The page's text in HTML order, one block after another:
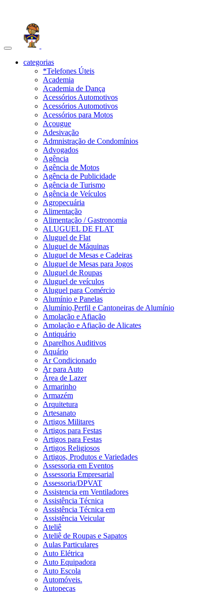
Toggle
navigationcategorias
*Telefones Úteis
Academia
Academia de Dança
Acessórios Automotivos
Acessórios Automotivos
Acessórios para Motos
Açougue
Adesivação
Admnistração de Condomínios
Advogados
Agência
Agência de Motos
Agência de Publicidade
Agência de Turismo
Agência de Veículos
Agropecuária
Alimentação
Alimentação / Gastronomia
ALUGUEL DE FLAT
Aluguel de Flat
Aluguel de Máquinas
Aluguel de Mesas e Cadeiras
Aluguel de Mesas para Jogos
Aluguel de Roupas
Aluguel de veículos
Aluguel para Comércio
Alumínio e Panelas
Alumínio,Perfil e Cantoneiras de Alumínio
Amolação e Afiação
Amolação e Afiação de Alicates
Antiquário
Aparelhos Auditivos
Aquário
Ar Condicionado
Ar para Auto
Área de Lazer
Armarinho
Armazém
Arquitetura
Artesanato
Artigos Militares
Artigos para Festas
Artigos para Festas
Artigos Religiosos
Artigos, Produtos e Variedades
Assessoria em Eventos
Assessoria Empresarial
Assessoria/DPVAT
Assistencia em Ventiladores
Assistência Técnica
Assistência Técnica em
Assistência Veicular
Ateliê
Ateliê de Roupas e Sapatos
Aulas Particulares
Auto Elétrica
Auto Equipadora
Auto Escola
Automóveis.
Autopeças